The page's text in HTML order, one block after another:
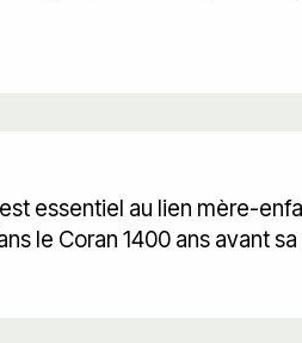
essentiel au lien mère-
le Coran 1400 ans avant